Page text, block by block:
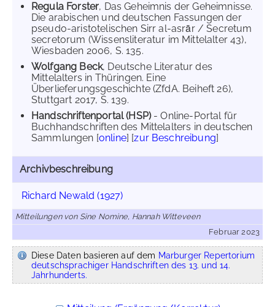
Regula Forster, Das Geheimnis der Geheimnisse.
Die arabischen und deutschen Fassungen der
pseudo-aristotelischen Sirr al-asrār / Secretum
secretorum (Wissensliteratur im Mittelalter 43),
Wiesbaden 2006, S. 135.
Wolfgang Beck, Deutsche Literatur des
Mittelalters in Thüringen. Eine
Überlieferungsgeschichte (ZfdA. Beiheft 26),
Stuttgart 2017, S. 139.
Handschriftenportal (HSP)- Online-Portal für
Buchhandschriften des Mittelalters in deutschen
Sammlungen [online] [zur Beschreibung]
Archivbeschreibung
Richard Newald (1927)
Mitteilungen von Sine Nomine, Hannah Witteveen
Februar 2023
Diese Daten basieren auf dem Marburger Repertorium
deutschsprachiger Handschriften des 13. und 14.
Jahrhunderts.